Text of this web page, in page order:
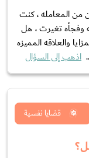
المعامله ، كنت
وفجأه تغيرت ، هل
والعلاقه المميزه
اذهب إلى السؤال
قضايا نفسية